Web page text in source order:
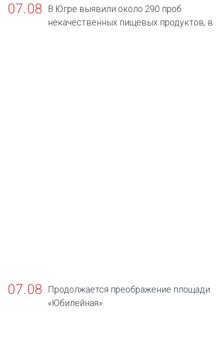
07.08
В Югре выявили около 290 проб
некачественных пищевых продуктов, в
07.08
Продолжается преображение площади
«Юбилейная».